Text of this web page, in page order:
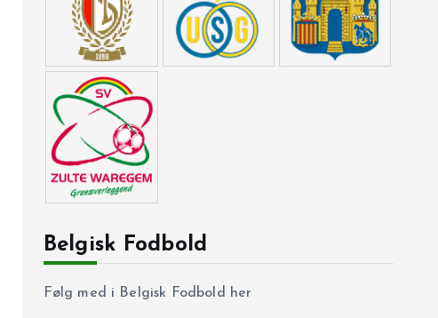
Belgisk Fodbold
Følg med i Belgisk Fodbold her